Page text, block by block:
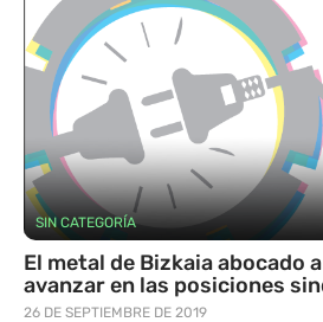
SIN CATEGORÍA
El metal de Bizkaia abocado
avanzar en las posiciones
26 DE SEPTIEMBRE DE 2019